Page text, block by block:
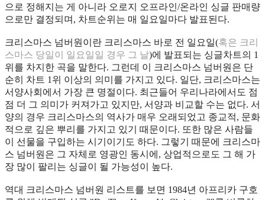
으로 정해지는 게 아니라 오로지 오프라인/온라인 싱글 판매량
으로만 결정되며, 차트순위는 매 일요일마다 발표된다.
크리스마스 넘버원이란 크리스마스 바로 전 일요일(혹은 크리
스마스 당일이 일요일일 경우 그 날)에 발표되는 싱글차트의 1
위를 차지한 곡을 말한다. 그런데 이 크리스마스 넘버원은 단
순히 차트 1위 이상의 의미를 가지고 있다. 일단, 크리스마스는
서양사회에서 가장 큰 명절이다. 최근들어 우리나라에서도 점
점 더 그 의미가 커져가고 있지만, 서양과 비교할 수는 없다. 서
양의 경우 크리스마스의 역사가 매우 오래되었고 종교적, 문화
적으로 깊은 뿌리를 가지고 있기 때문이다. 또한 많은 사람들
이 선물을 구입하는 시기이기도 하다. 그렇기 때문에 크리스마
스 넘버원은 그 자체로 영광인 동시에, 상업적으로도 그 해 가
장 많이 팔리는 싱글이 될 가능성이 높다.
역대 크리스마스 넘버원 리스트를 보면 1984년 아프리카 구호